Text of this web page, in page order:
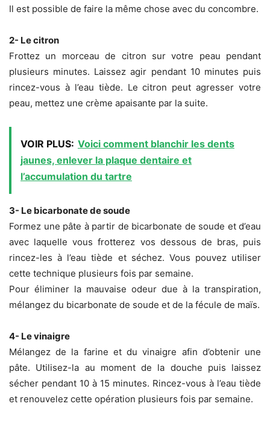
Il est possible de faire la même chose avec du concombre.
2- Le citron
Frottez un morceau de citron sur votre peau pendant
plusieurs minutes. Laissez agir pendant 10 minutes puis
rincez-vous à l’eau tiède. Le citron peut agresser votre
peau, mettez une crème apaisante par la suite.
VOIR PLUS: Voici comment blanchir les dents
jaunes, enlever la plaque dentaire et
l’accumulation du tartre
3- Le bicarbonate de soude
Formez une pâte à partir de bicarbonate de soude et d’eau
avec laquelle vous frotterez vos dessous de bras, puis
rincez-les à l’eau tiède et séchez. Vous pouvez utiliser
cette technique plusieurs fois par semaine.
Pour éliminer la mauvaise odeur due à la transpiration,
mélangez du bicarbonate de soude et de la fécule de maïs.
4- Le vinaigre
Mélangez de la farine et du vinaigre afin d’obtenir une
pâte. Utilisez-la au moment de la douche puis laissez
sécher pendant 10 à 15 minutes. Rincez-vous à l’eau tiède
et renouvelez cette opération plusieurs fois par semaine.